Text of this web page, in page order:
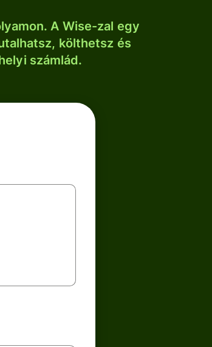
A Wise-zal egy
költhetsz és
számlád.